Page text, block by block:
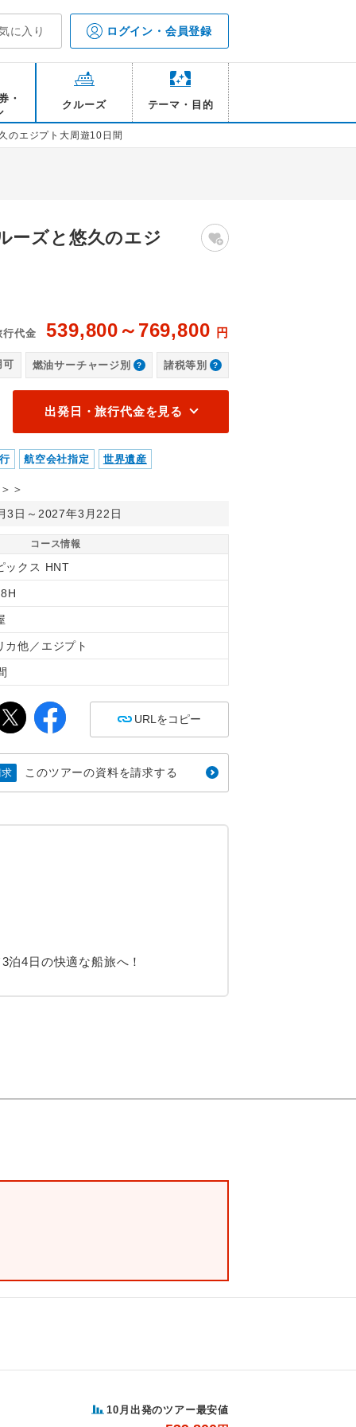
に入り ログイン・会員登録
・
クルーズ テーマ・目的
のエジプト大周遊10日間
ーズと悠久のエジ
行代金 539,800～769,800 円
可 燃油サーチャージ別 諸税等別
出発日・旅行代金を見る
航空会社指定 世界遺産
＞
3日～2027年3月22日
コース情報
ックス HNT
カ他／エジプト
URLをコピー
このツアーの資料を請求する
4日の快適な船旅へ！
10月出発のツアー最安値